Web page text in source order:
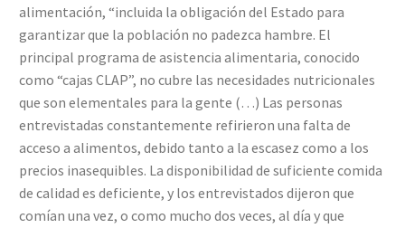
alimentación, “incluida la obligación del Estado para
garantizar que la población no padezca hambre. El
principal programa de asistencia alimentaria, conocido
como “cajas CLAP”, no cubre las necesidades nutricionales
que son elementales para la gente (…) Las personas
entrevistadas constantemente refirieron una falta de
acceso a alimentos, debido tanto a la escasez como a los
precios inasequibles. La disponibilidad de suficiente comida
de calidad es deficiente, y los entrevistados dijeron que
comían una vez, o como mucho dos veces, al día y que